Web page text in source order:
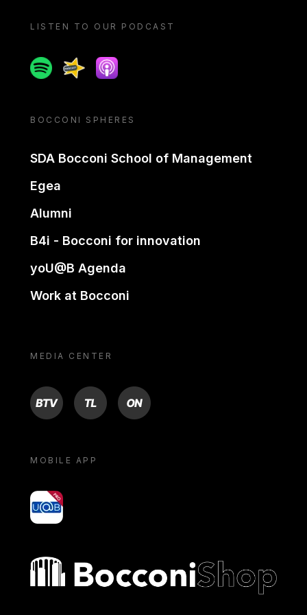
LISTEN TO OUR PODCAST
SpotifySpreakerApple podcast
BOCCONI SPHERES
SDA Bocconi School of Management
Egea
Alumni
B4i - Bocconi for innovation
yoU@B Agenda
Work at Bocconi
MEDIA CENTER
BTV TL ON
MOBILE APP
yoU@B
Bocconi shop